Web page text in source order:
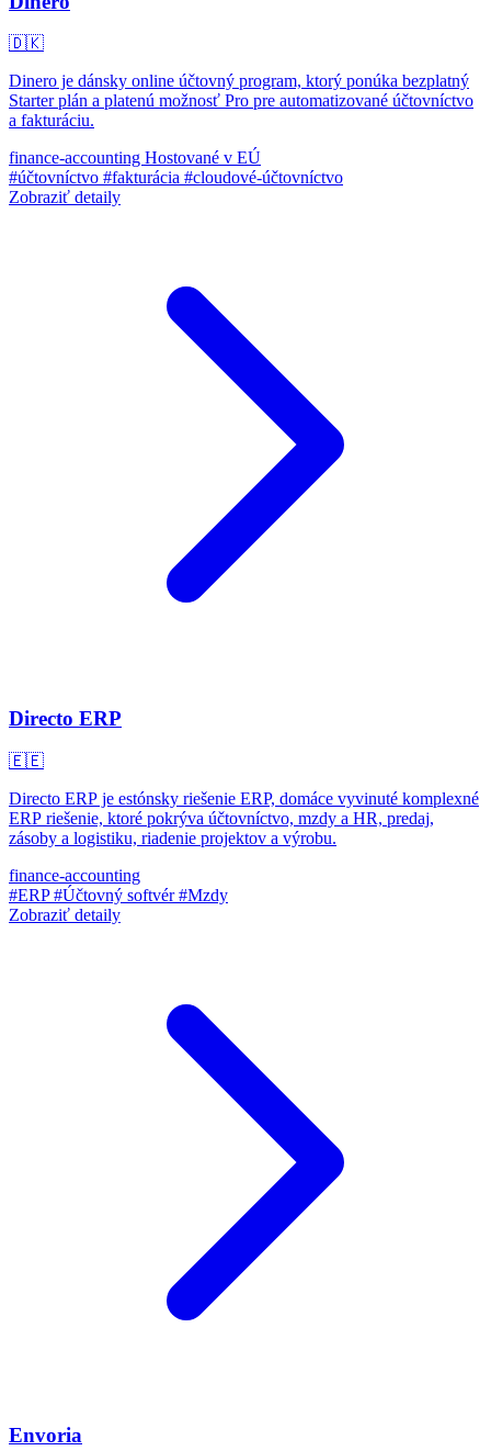
🇩🇰
Dinero je dánsky online účtovný program, ktorý ponúka bezplatný
Starter plán a platenú možnosť Pro pre automatizované účtovníctvo
a fakturáciu.
finance-accounting Hostované v EÚ
#účtovníctvo #fakturácia #cloudové-účtovníctvo
Zobraziť detaily
Directo ERP
🇪🇪
Directo ERP je estónsky riešenie ERP, domáce vyvinuté komplexné
ERP riešenie, ktoré pokrýva účtovníctvo, mzdy a HR, predaj,
zásoby a logistiku, riadenie projektov a výrobu.
finance-accounting
#ERP#Účtovný softvér#Mzdy
Zobraziť detaily
Envoria